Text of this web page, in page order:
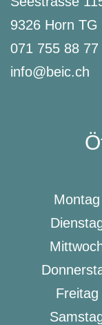
9326 Horn TG
071 755 88 77
info@beic.ch
Montag
Freitag